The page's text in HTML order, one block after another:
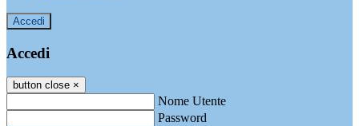
Accedi
Accedi
button close ×
Nome Utente
Password